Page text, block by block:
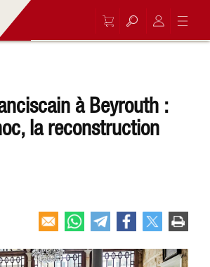
à Beyrouth :
la reconstruction